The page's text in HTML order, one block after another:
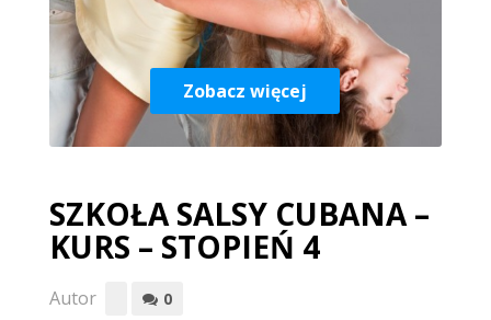
Zobacz więcej
SZKOŁA SALSY CUBANA –
KURS – STOPIEŃ 4
Autor 0